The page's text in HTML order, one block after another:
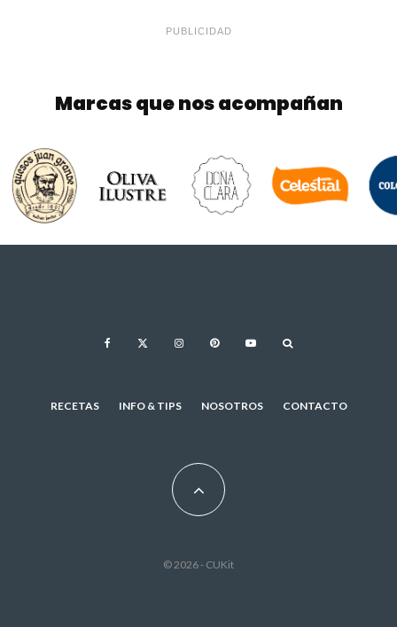
PUBLICIDAD
Marcas que nos acompañan
RECETAS INFO & TIPS NOSOTROS CONTACTO
© 2026 - CUKit